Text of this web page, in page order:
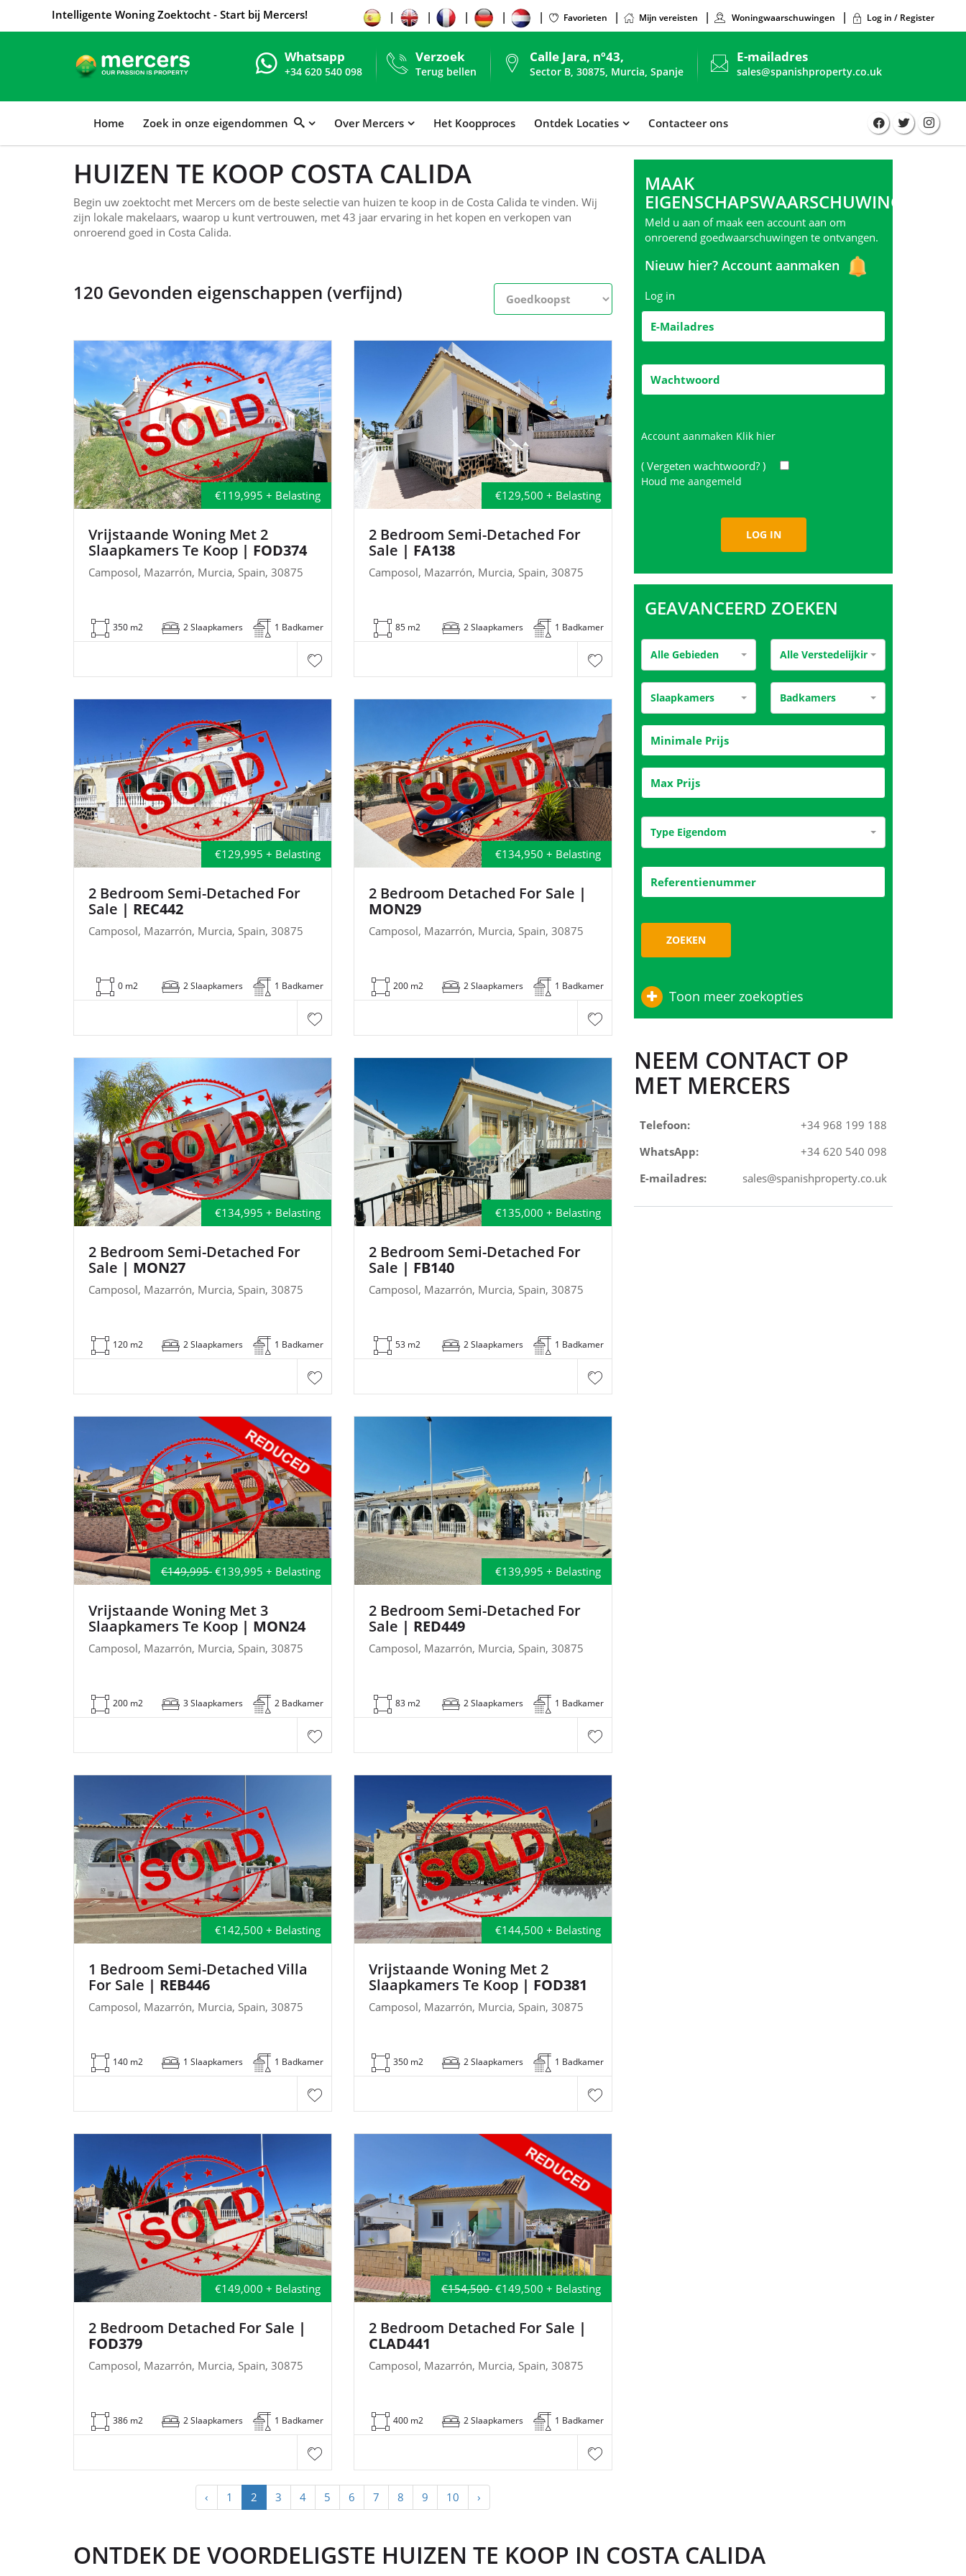
Intelligente Woning Zoektocht - Start bij Mercers! Favorieten Mijn vereisten Woningwaarschuwingen Log in / Register
Whatsapp
+34 620 540 098
Verzoek
Terug bellen
Calle Jara, nº43,
Sector B, 30875, Murcia, Spanje
E-mailadres
sales@spanishproperty.co.uk
Home Zoek in onze eigendommen Over Mercers Het Koopproces Ontdek Locaties Contacteer ons
HUIZEN TE KOOP COSTA CALIDA
Begin uw zoektocht met Mercers om de beste selectie van huizen te koop in de Costa Calida te vinden. Wij
zijn lokale makelaars, waarop u kunt vertrouwen, met 43 jaar ervaring in het kopen en verkopen van
onroerend goed in Costa Calida.
120 Gevonden eigenschappen (verfijnd)
€119,995 + Belasting
Vrijstaande Woning Met 2
Slaapkamers Te Koop | FOD374
Camposol, Mazarrón, Murcia, Spain, 30875
350 m2 2 Slaapkamers 1 Badkamer
€129,500 + Belasting
2 Bedroom Semi-Detached For
Sale | FA138
Camposol, Mazarrón, Murcia, Spain, 30875
85 m2 2 Slaapkamers 1 Badkamer
€129,995 + Belasting
2 Bedroom Semi-Detached For
Sale | REC442
Camposol, Mazarrón, Murcia, Spain, 30875
0 m2 2 Slaapkamers 1 Badkamer
€134,950 + Belasting
2 Bedroom Detached For Sale |
MON29
Camposol, Mazarrón, Murcia, Spain, 30875
200 m2 2 Slaapkamers 1 Badkamer
€134,995 + Belasting
2 Bedroom Semi-Detached For
Sale | MON27
Camposol, Mazarrón, Murcia, Spain, 30875
120 m2 2 Slaapkamers 1 Badkamer
€135,000 + Belasting
2 Bedroom Semi-Detached For
Sale | FB140
Camposol, Mazarrón, Murcia, Spain, 30875
53 m2 2 Slaapkamers 1 Badkamer
€149,995 €139,995 + Belasting
Vrijstaande Woning Met 3
Slaapkamers Te Koop | MON24
Camposol, Mazarrón, Murcia, Spain, 30875
200 m2 3 Slaapkamers 2 Badkamer
€139,995 + Belasting
2 Bedroom Semi-Detached For
Sale | RED449
Camposol, Mazarrón, Murcia, Spain, 30875
83 m2 2 Slaapkamers 1 Badkamer
€142,500 + Belasting
1 Bedroom Semi-Detached Villa
For Sale | REB446
Camposol, Mazarrón, Murcia, Spain, 30875
140 m2 1 Slaapkamers 1 Badkamer
€144,500 + Belasting
Vrijstaande Woning Met 2
Slaapkamers Te Koop | FOD381
Camposol, Mazarrón, Murcia, Spain, 30875
350 m2 2 Slaapkamers 1 Badkamer
€149,000 + Belasting
2 Bedroom Detached For Sale |
FOD379
Camposol, Mazarrón, Murcia, Spain, 30875
386 m2 2 Slaapkamers 1 Badkamer
€154,500 €149,500 + Belasting
2 Bedroom Detached For Sale |
CLAD441
Camposol, Mazarrón, Murcia, Spain, 30875
400 m2 2 Slaapkamers 1 Badkamer
‹ 1 2 3 4 5 6 7 8 9 10 ›
MAAK
EIGENSCHAPSWAARSCHUWINGEN
Meld u aan of maak een account aan om
onroerend goedwaarschuwingen te ontvangen.
Nieuw hier? Account aanmaken
Log in
Account aanmaken Klik hier
( Vergeten wachtwoord? )
Houd me aangemeld
GEAVANCEERD ZOEKEN
Alle Gebieden Alle Verstedelijking
Slaapkamers Badkamers
Type Eigendom
ZOEKEN
Toon meer zoekopties
NEEM CONTACT OP
MET MERCERS
Telefoon:
+34 968 199 188
WhatsApp:
+34 620 540 098
E-mailadres:
sales@spanishproperty.co.uk
ONTDEK DE VOORDELIGSTE HUIZEN TE KOOP IN COSTA CALIDA